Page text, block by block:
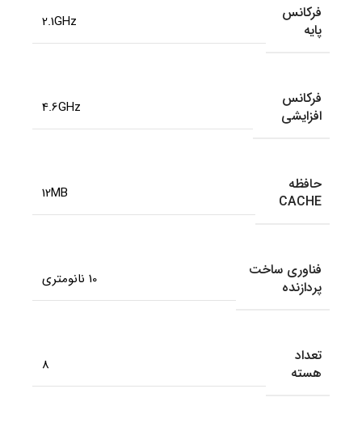
فرکانس
پایه
2.1GHz
فرکانس
افزایشی
4.6GHz
حافظه
CACHE
12MB
فناوری ساخت
پردازنده
10 نانومتری
تعداد
هسته
8